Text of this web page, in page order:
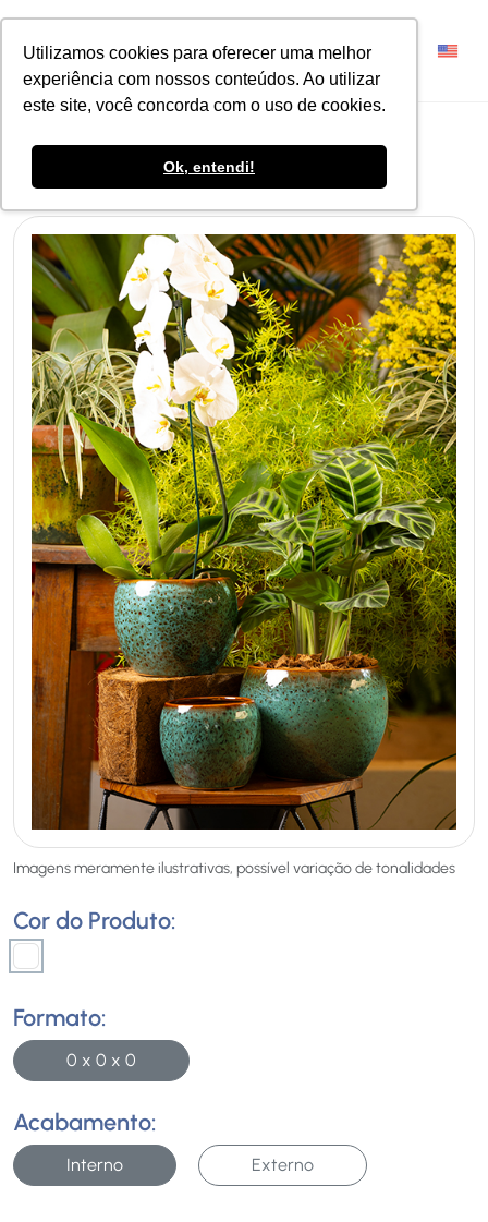
Utilizamos cookies para oferecer uma melhor
experiência com nossos conteúdos. Ao utilizar
este site, você concorda com o uso de cookies.
Ok, entendi!
Imagens meramente ilustrativas, possível variação de tonalidades
Cor do Produto:
Formato:
0 x 0 x 0
Acabamento:
Interno Externo